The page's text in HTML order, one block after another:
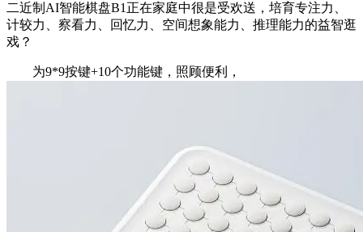
二近制AI智能棋盘B1正在家庭中很是受欢送，培育专注力、
计较力、察看力、回忆力、空间想象能力、推理能力的益智逛
戏？
为9*9按键+10个功能键，照顾便利，